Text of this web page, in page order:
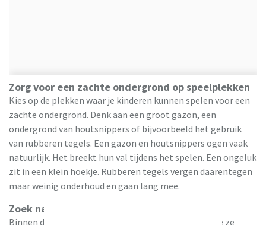
Zorg voor een zachte ondergrond op speelplekken
Kies op de plekken waar je kinderen kunnen spelen voor een
zachte ondergrond. Denk aan een groot gazon, een
ondergrond van houtsnippers of bijvoorbeeld het gebruik
van rubberen tegels. Een gazon en houtsnippers ogen vaak
natuurlijk. Het breekt hun val tijdens het spelen. Een ongeluk
zit in een klein hoekje. Rubberen tegels vergen daarentegen
maar weinig onderhoud en gaan lang mee.
Zoek naar tuinmeubelen voor je kind
Binnen de verschillende zones voor je kinderen kun je ze